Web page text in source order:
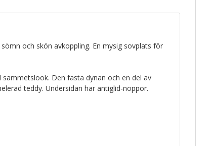
och skön avkoppling. En mysig sovplats för
Den fasta dynan och en del av
teddy. Undersidan har antiglid-noppor.